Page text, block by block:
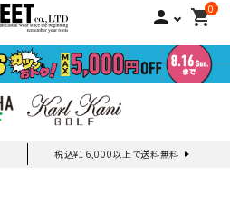
person 0
shopping_cart
税込¥16,000以上で送料無料